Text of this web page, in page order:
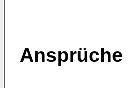
Ansprüche